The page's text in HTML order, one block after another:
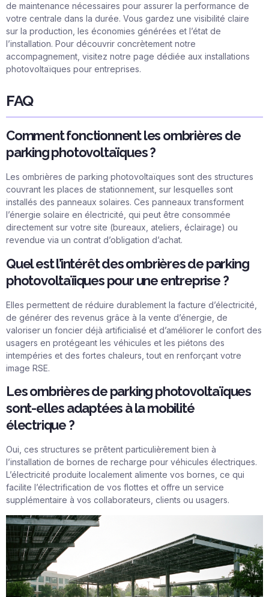
de maintenance nécessaires pour assurer la performance de
votre centrale dans la durée. Vous gardez une visibilité claire
sur la production, les économies générées et l’état de
l’installation. Pour découvrir concrètement notre
accompagnement, visitez notre page dédiée aux installations
photovoltaïques pour entreprises.
FAQ
Comment fonctionnent les ombrières de
parking photovoltaïques ?
Les ombrières de parking photovoltaïques sont des structures
couvrant les places de stationnement, sur lesquelles sont
installés des panneaux solaires. Ces panneaux transforment
l’énergie solaire en électricité, qui peut être consommée
directement sur votre site (bureaux, ateliers, éclairage) ou
revendue via un contrat d’obligation d’achat.
Quel est l’intérêt des ombrières de parking
photovoltaïiques pour une entreprise ?
Elles permettent de réduire durablement la facture d’électricité,
de générer des revenus grâce à la vente d’énergie, de
valoriser un foncier déjà artificialisé et d’améliorer le confort des
usagers en protégeant les véhicules et les piétons des
intempéries et des fortes chaleurs, tout en renforçant votre
image RSE.
Les ombrières de parking photovoltaïques
sont-elles adaptées à la mobilité
électrique ?
Oui, ces structures se prêtent particulièrement bien à
l’installation de bornes de recharge pour véhicules électriques.
L’électricité produite localement alimente vos bornes, ce qui
facilite l’électrification de vos flottes et offre un service
supplémentaire à vos collaborateurs, clients ou usagers.